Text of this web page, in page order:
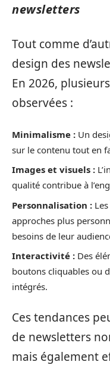
newsletters
Tout comme
design des
En 2026,
observées :
Minimalisme : Un
sur le contenu tout en
Images et visuels :
qualité contribue à
Personnalisation :
approches plus
besoins de leur
Interactivité : Des
boutons cliquables ou
intégrés.
Ces tendances
de newsletters
mais également